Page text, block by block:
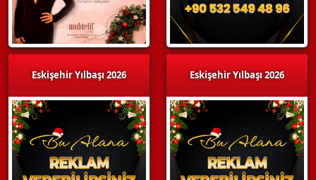
Eskişehir Yılbaşı 2026 Eskişehir Yılbaşı 2026